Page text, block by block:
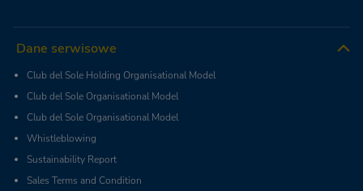
Dane serwisowe
Club del Sole Holding Organisational Model
Club del Sole Organisational Model
Club del Sole Organisational Model
Whistleblowing
Sustainability Report
Sales Terms and Condition